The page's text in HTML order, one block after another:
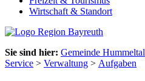
Wirtschaft & Standort
Sie sind hier: Gemeinde Hummeltal
Service > Verwaltung > Aufgaben